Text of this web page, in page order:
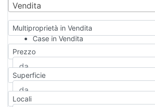
Vendita
Multiproprietà in Vendita
Case in Vendita
Qualsiasi
Appartamento
Casa indipendente
Casa Semi-indipendente
Attico/Mansarda
Prezzo
Superficie
Locali